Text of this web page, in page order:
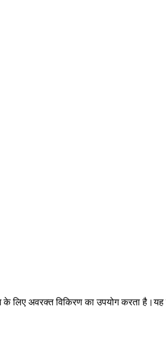
लिए अवरक्त विकिरण का उपयोग करता